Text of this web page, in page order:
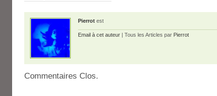
Pierrot est
Email à cet auteur | Tous les Articles par Pierrot
Commentaires Clos.